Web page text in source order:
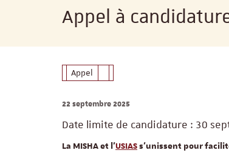
Appel à
Appel
22 septembre 2025
Date limite de candidature : 30
La MISHA et l’USIASs’unissent pour